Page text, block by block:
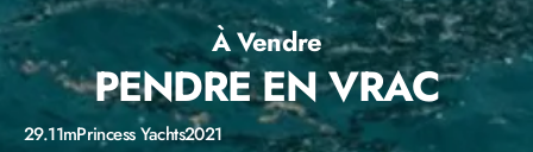
À Vendre
PENDRE EN VRAC
29.11mPrincess Yachts2021